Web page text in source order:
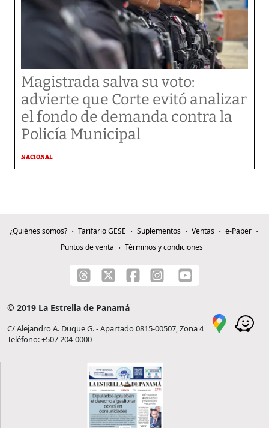
Magistrada salva su voto:
advierte que Corte evitó analizar
el fondo de demanda contra la
Policía Municipal
NACIONAL
¿Quiénes somos? Tarifario GESE Suplementos Ventas
e-Paper
Puntos de venta
Términos y condiciones
© 2019 La Estrella de Panamá
C/ Alejandro A. Duque G. - Apartado 0815-00507, Zona 4
Teléfono: +507 204-0000